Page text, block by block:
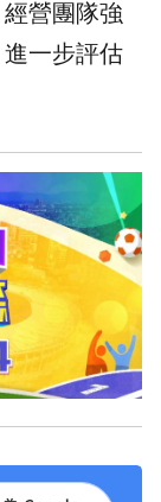
營團隊強
一步評估